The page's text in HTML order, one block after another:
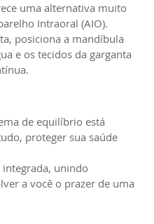
uma alternativa muito
Intraoral (AIO).
posiciona a mandíbula
e os tecidos da garganta
de equilíbrio está
proteger sua saúde
unindo
a você o prazer de uma